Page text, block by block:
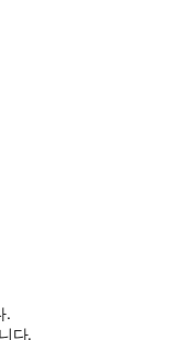
.
다.